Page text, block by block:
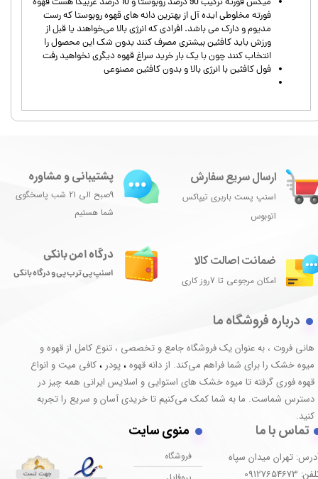
میکس فورته ترکیب 90 درصد روبوستا و 10 درصد عربیکا هست قهوه
فورته مخلوطی ایده آل از بهترین دانه های قهوه روبوستا که رست
مدیوم و دارک می باشد. افرادی که انرژی بالا می‌خواهند یا قبل از
ورزش باید کافئین بیشتری مصرف کنند بدون شک این محصول را
انتخاب کنند چون با یک بار خرید سراغ قهوه دیگری نخواهید رفت
فول کافئین با انرژی بالا و بدون کافئین مصنوعی
ارسال سریع سفارش
اسنپ پست باربری تیپاکس
اتوبوس
درگاه امن بانکی
اسنپ پی ترب پی و درگاه بانکی
پشتیبانی و مشاوره
9صبح الی 21 شب پاسخگوی
شما هستیم
ضمانت اصالت کالا
امکان مرجوعی تا 7روز کاری
درباره فروشگاه ما
هانی فروت ، به عنوان یک فروشگاه جامع و تخصصی ، تنوع کامل از قهوه و
میوه خشک را برای شما فراهم می‌کند. از دانه قهوه ، پودر ، کافی میت و انواع
قهوه فوری گرفته تا میوه خشک های استوایی و اسلایس ایرانی همه چیز در
دسترس شماست. ما به شما کمک می‌کنیم تا خریدی آسان و سریع را تجربه
کنید.
تماس با ما
تهران میدان سپاه
09127654673
منوی سایت
فروشگاه